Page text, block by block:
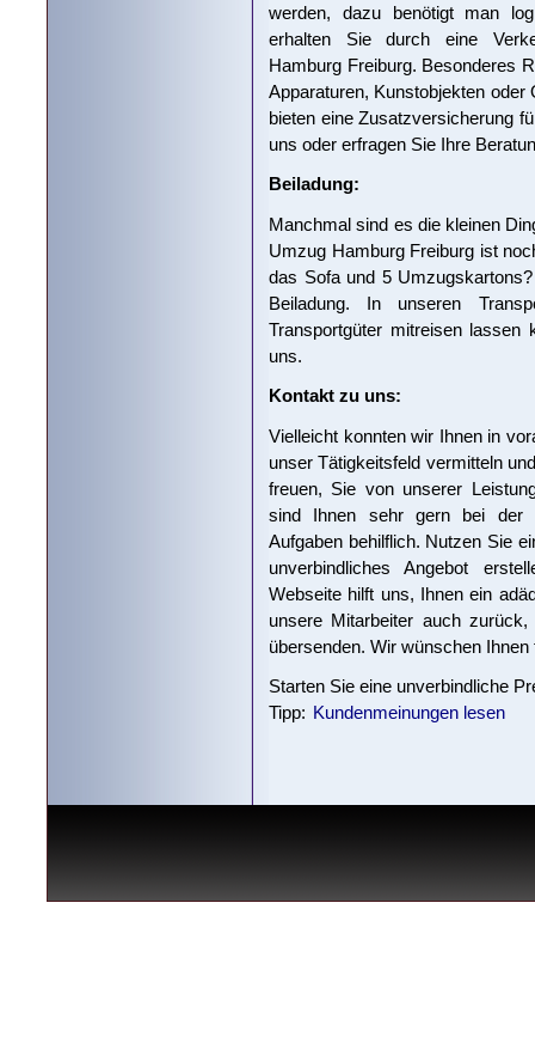
werden, dazu benötigt man
erhalten Sie durch eine
Hamburg Freiburg. Besonderes
Apparaturen, Kunstobjekten
bieten eine Zusatzversicherung
uns oder erfragen Sie Ihre
Beiladung:
Manchmal sind es die kleinen
Umzug Hamburg Freiburg ist
das Sofa und 5
Beiladung. In unseren
Transportgüter mitreisen
uns.
Kontakt zu uns:
Vielleicht konnten wir Ihnen in
unser Tätigkeitsfeld vermitteln
freuen, Sie von unserer
sind Ihnen sehr gern bei der
Aufgaben behilflich. Nutzen Sie
unverbindliches Angebot
Webseite hilft uns, Ihnen ein
unsere Mitarbeiter auch
übersenden. Wir wünschen
Starten Sie eine unverbindliche
Tipp: Kundenmeinungen lesen